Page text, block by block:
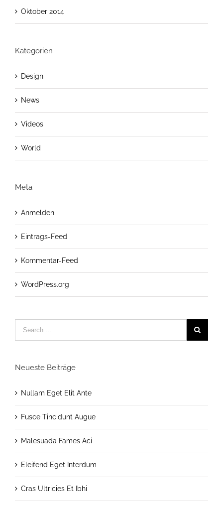
Oktober 2014
Kategorien
Design
News
Videos
World
Meta
Anmelden
Eintrags-Feed
Kommentar-Feed
WordPress.org
Neueste Beiträge
Nullam Eget Elit Ante
Fusce Tincidunt Augue
Malesuada Fames Aci
Eleifend Eget Interdum
Cras Ultricies Et Ibhi